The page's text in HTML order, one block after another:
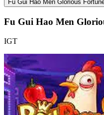
Fu Gui Hao Men Glorious
Fu Gui Hao Men
IGT